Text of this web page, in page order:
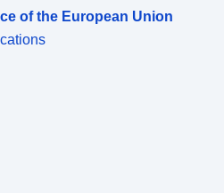
of the European Union